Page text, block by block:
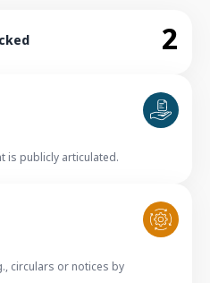
2
is publicly articulated.
circulars or notices by